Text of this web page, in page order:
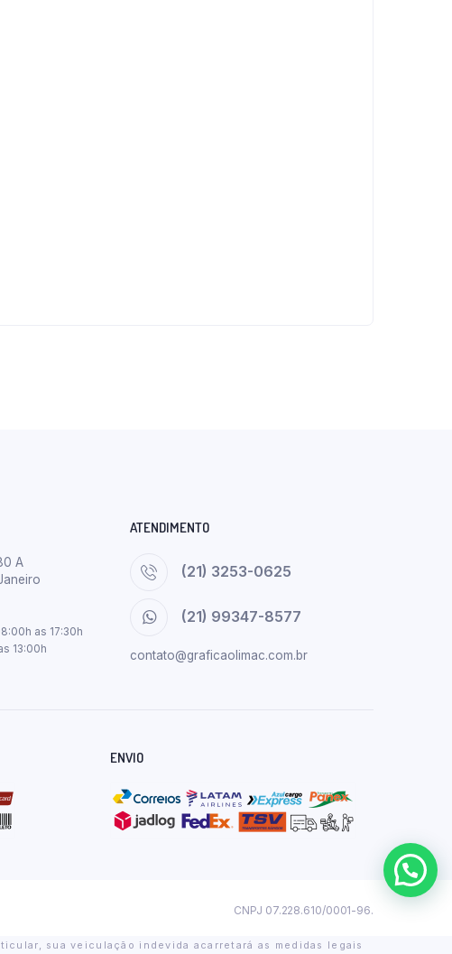
A
as 17:30h
13:00h
ATENDIMENTO
(21) 3253-0625
(21) 99347-8577
contato@graficaolimac.com.br
ENVIO
CNPJ 07.228.610/0001-96.
sua veiculação indevida acarretará as medidas legais